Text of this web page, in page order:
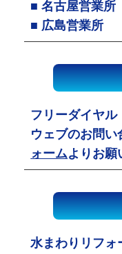
■ 名古屋営業所
■ 広島営業所
フリーダイヤル
ウェブのお問い
ォームよりお願
水まわりリフォ